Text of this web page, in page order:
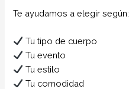
Te ayudamos a elegir según:
Tu tipo de cuerpo
Tu evento
Tu estilo
Tu comodidad